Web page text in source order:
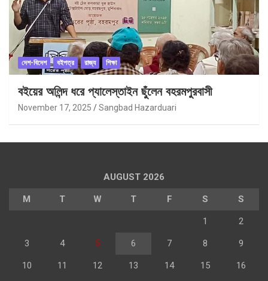
দেশ-বিদেশ বইপত্র রাজ্য শিক্ষা
বইয়ের অলিন্দ ধরে প্যালেস্তাইন ছুঁলেন বহরমপুরবাসী
November 17, 2025 Sangbad Hazarduari
AUGUST 2026
M T W T F S S
1 2
3 4 5 6 7 8 9
10 11 12 13 14 15 16